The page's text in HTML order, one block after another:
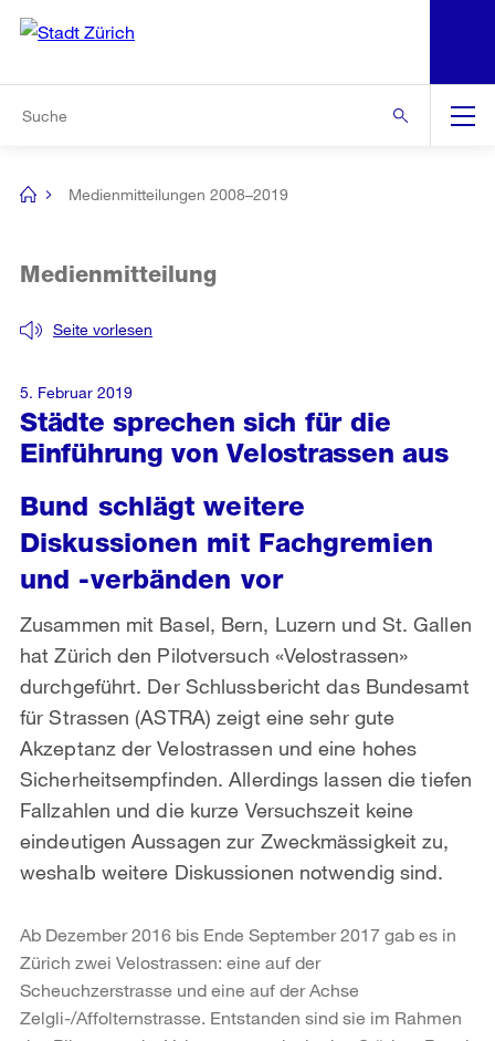
Navigation
[no
Medienmitteilungen 2008–2019
Städte sprechen sich für die
Einführung von Velostrassen aus
Seite vorlesen
Medienmitteilung
Bund schlägt weitere
Diskussionen mit Fachgremien
und -verbänden vor
Zusammen mit Basel, Bern, Luzern und St. Gallen
hat Zürich den Pilotversuch «Velostrassen»
durchgeführt. Der Schlussbericht das Bundesamt
für Strassen (ASTRA) zeigt eine sehr gute
Akzeptanz der Velostrassen und eine hohes
Sicherheitsempfinden. Allerdings lassen die tiefen
Fallzahlen und die kurze Versuchszeit keine
eindeutigen Aussagen zur Zweckmässigkeit zu,
weshalb weitere Diskussionen notwendig sind.
5. Februar 2019
Ab Dezember 2016 bis Ende September 2017 gab es in
Zürich zwei Velostrassen: eine auf der
Scheuchzerstrasse und eine auf der Achse
Zelgli-/Affolternstrasse. Entstanden sind sie im Rahmen